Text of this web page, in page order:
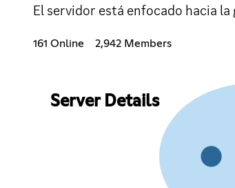
El servidor está enfocado hacia
161 Online 2,942 Members
Server Details